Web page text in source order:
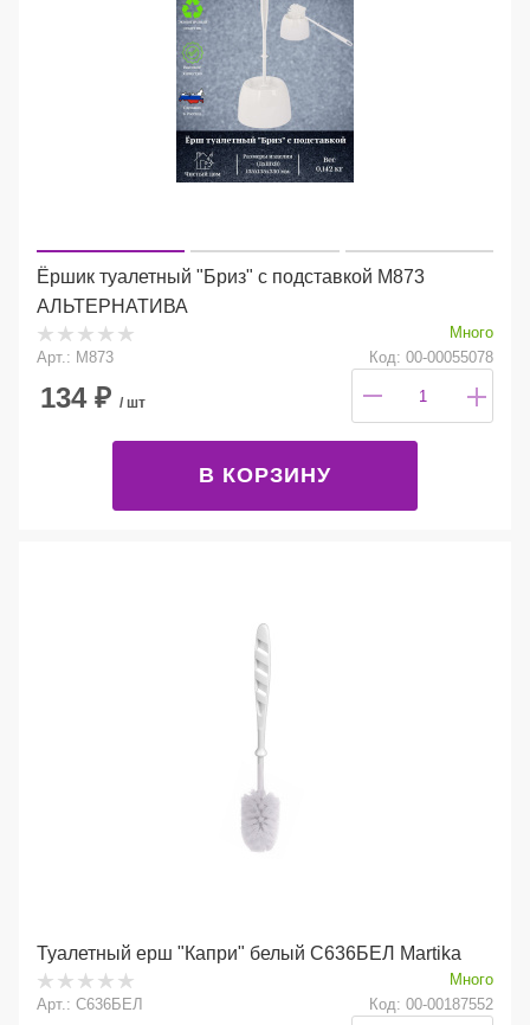
Ёршик туалетный "Бриз" с подставкой М873
АЛЬТЕРНАТИВА
Много
Арт.: М873
Код: 00-00055078
134₽ / шт
В КОРЗИНУ
Туалетный ерш "Капри" белый С636БЕЛ Martika
Много
Арт.: С636БЕЛ
Код: 00-00187552